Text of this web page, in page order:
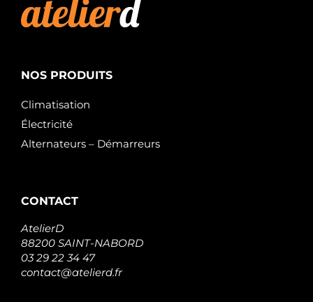
NOS PRODUITS
Climatisation
Électricité
Alternateurs – Démarreurs
CONTACT
AtelierD
88200 SAINT-NABORD
03 29 22 34 47
contact@atelierd.fr